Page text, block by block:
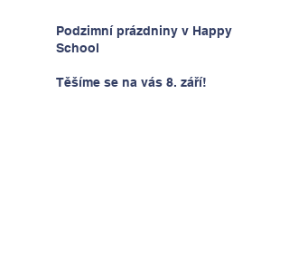
Podzimní prázdniny v Happy
School
Těšíme se na vás 8. září!